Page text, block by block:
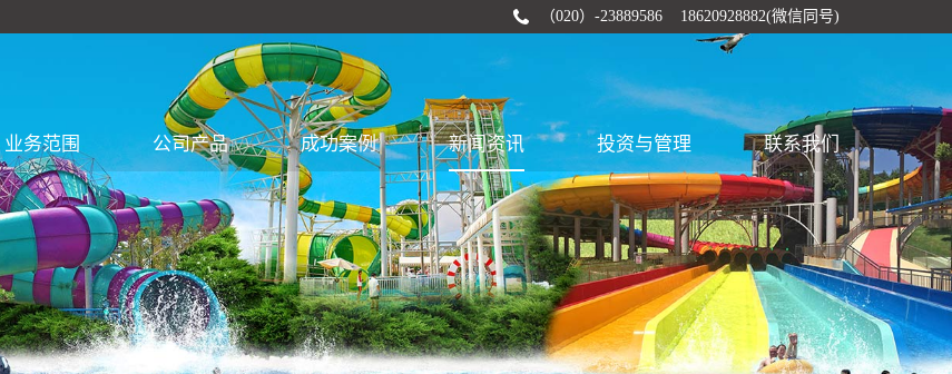
（020）-23889586 18620928882(微信同号)
业务范围 公司产品 成功案例 新闻资讯 投资与管理 联系我们